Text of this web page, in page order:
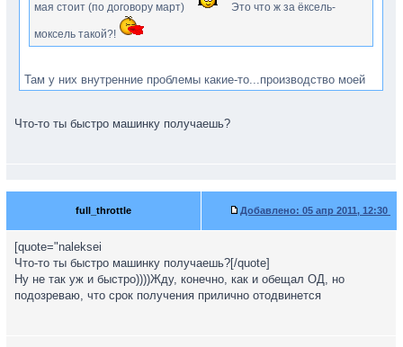
мая стоит (по договору март) Это что ж за ёксель-
моксель такой?!
Там у них внутренние проблемы какие-то...производство моей
не так уж и долго осталось
Что-то ты быстро машинку получаешь?
full_throttle Добавлено: 05 апр 2011, 12:30
[quote="naleksei
Что-то ты быстро машинку получаешь?[/quote]
Ну не так уж и быстро))))Жду, конечно, как и обещал ОД, но
подозреваю, что срок получения прилично отодвинется